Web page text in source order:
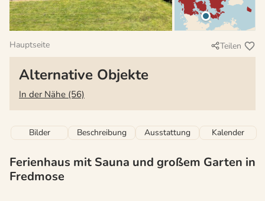
Hauptseite Teilen
Alternative Objekte
In der Nähe (56)
Bilder Beschreibung Ausstattung Kalender
Ferienhaus mit Sauna und großem Garten in
Fredmose